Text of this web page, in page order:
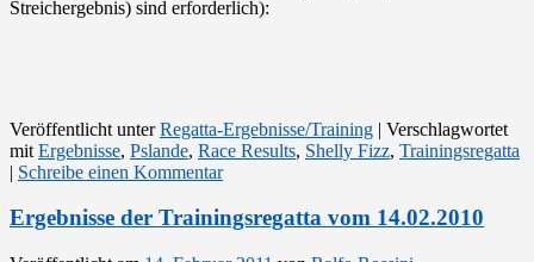
Streichergebnis) sind erforderlich):
Veröffentlicht unter Regatta-Ergebnisse/Training | Verschlagwortet
mit Ergebnisse, Pslande, Race Results, Shelly Fizz, Trainingsregatta
| Schreibe einen Kommentar
Ergebnisse der Trainingsregatta vom 14.02.2010